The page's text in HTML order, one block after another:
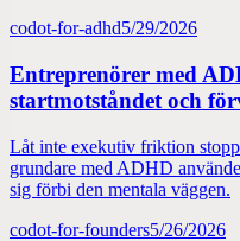
codot-for-adhd5/29/2026
Entreprenörer med
startmotståndet och
Låt inte exekutiv friktion
grundare med ADHD
sig förbi den mentala väggen.
codot-for-founders5/26/2026